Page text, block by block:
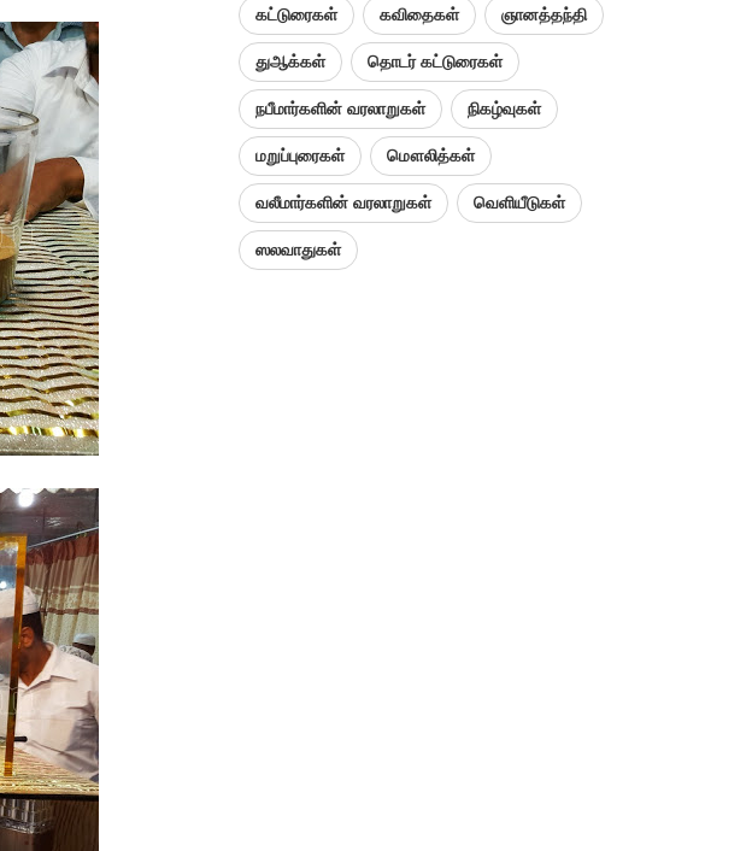
கட்டுரைகள் கவிதைகள் ஞானத்தந்தி
துஆக்கள் தொடர் கட்டுரைகள்
நபீமார்களின் வரலாறுகள் நிகழ்வுகள்
மறுப்புரைகள் மௌலித்கள்
வலீமார்களின் வரலாறுகள் வெளியீடுகள்
ஸலவாதுகள்